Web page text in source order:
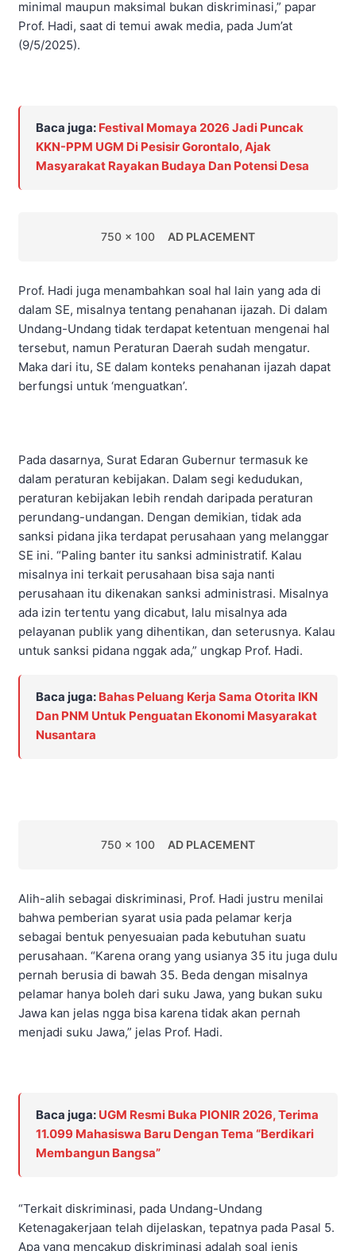
minimal maupun maksimal bukan diskriminasi,” papar
Prof. Hadi, saat di temui awak media, pada Jum’at
(9/5/2025).
Baca juga: Festival Momaya 2026 Jadi Puncak
KKN-PPM UGM Di Pesisir Gorontalo, Ajak
Masyarakat Rayakan Budaya Dan Potensi Desa
750 x 100 AD PLACEMENT
Prof. Hadi juga menambahkan soal hal lain yang ada di
dalam SE, misalnya tentang penahanan ijazah. Di dalam
Undang-Undang tidak terdapat ketentuan mengenai hal
tersebut, namun Peraturan Daerah sudah mengatur.
Maka dari itu, SE dalam konteks penahanan ijazah dapat
berfungsi untuk ‘menguatkan’.
Pada dasarnya, Surat Edaran Gubernur termasuk ke
dalam peraturan kebijakan. Dalam segi kedudukan,
peraturan kebijakan lebih rendah daripada peraturan
perundang-undangan. Dengan demikian, tidak ada
sanksi pidana jika terdapat perusahaan yang melanggar
SE ini. “Paling banter itu sanksi administratif. Kalau
misalnya ini terkait perusahaan bisa saja nanti
perusahaan itu dikenakan sanksi administrasi. Misalnya
ada izin tertentu yang dicabut, lalu misalnya ada
pelayanan publik yang dihentikan, dan seterusnya. Kalau
untuk sanksi pidana nggak ada,” ungkap Prof. Hadi.
Baca juga: Bahas Peluang Kerja Sama Otorita IKN
Dan PNM Untuk Penguatan Ekonomi Masyarakat
Nusantara
750 x 100 AD PLACEMENT
Alih-alih sebagai diskriminasi, Prof. Hadi justru menilai
bahwa pemberian syarat usia pada pelamar kerja
sebagai bentuk penyesuaian pada kebutuhan suatu
perusahaan. “Karena orang yang usianya 35 itu juga dulu
pernah berusia di bawah 35. Beda dengan misalnya
pelamar hanya boleh dari suku Jawa, yang bukan suku
Jawa kan jelas ngga bisa karena tidak akan pernah
menjadi suku Jawa,” jelas Prof. Hadi.
Baca juga: UGM Resmi Buka PIONIR 2026, Terima
11.099 Mahasiswa Baru Dengan Tema “Berdikari
Membangun Bangsa”
“Terkait diskriminasi, pada Undang-Undang
Ketenagakerjaan telah dijelaskan, tepatnya pada Pasal 5.
Apa yang mencakup diskriminasi adalah soal jenis